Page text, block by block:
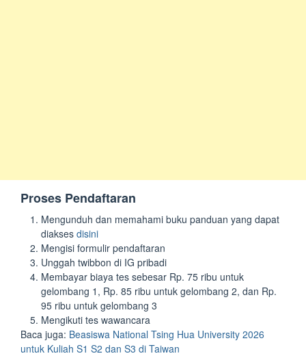
Proses Pendaftaran
Mengunduh dan memahami buku panduan yang dapat
diakses disini
Mengisi formulir pendaftaran
Unggah twibbon di IG pribadi
Membayar biaya tes sebesar Rp. 75 ribu untuk
gelombang 1, Rp. 85 ribu untuk gelombang 2, dan Rp.
95 ribu untuk gelombang 3
Mengikuti tes wawancara
Baca juga: Beasiswa National Tsing Hua University 2026
untuk Kuliah S1 S2 dan S3 di Taiwan